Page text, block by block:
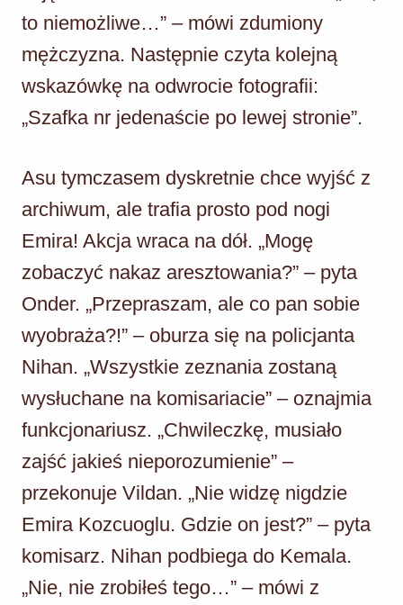
to niemożliwe…” – mówi zdumiony
mężczyzna. Następnie czyta kolejną
wskazówkę na odwrocie fotografii:
„Szafka nr jedenaście po lewej stronie”.
Asu tymczasem dyskretnie chce wyjść z
archiwum, ale trafia prosto pod nogi
Emira! Akcja wraca na dół. „Mogę
zobaczyć nakaz aresztowania?” – pyta
Onder. „Przepraszam, ale co pan sobie
wyobraża?!” – oburza się na policjanta
Nihan. „Wszystkie zeznania zostaną
wysłuchane na komisariacie” – oznajmia
funkcjonariusz. „Chwileczkę, musiało
zajść jakieś nieporozumienie” –
przekonuje Vildan. „Nie widzę nigdzie
Emira Kozcuoglu. Gdzie on jest?” – pyta
komisarz. Nihan podbiega do Kemala.
„Nie, nie zrobiłeś tego…” – mówi z